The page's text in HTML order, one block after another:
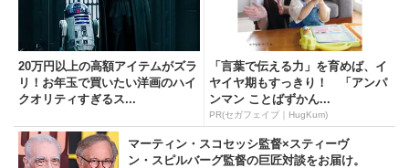
20万円以上の高額アイテムがズラ
リ！お年玉で買いたい洋画のハイ
クオリティすぎるス...
「言葉で伝える力」を育めば、イ
ヤイヤ期もすっきり！ 「アンパ
ンマン ことばずかん...
PR(セガフェイブ｜HugKum)
マーティン・スコセッシ監督×スティーヴ
ン・スピルバーグ監督の巨匠対談をお届け。